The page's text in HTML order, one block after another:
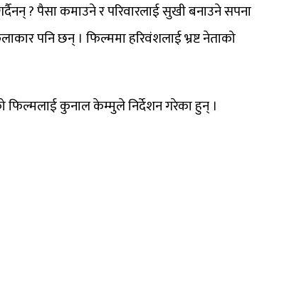
? पैसा कमाउने र परिवारलाई सुखी बनाउने सपना
पनि छन् । फिल्ममा हरिवंशलाई भ्रष्ट नेताको
फिल्मलाई कुनाल केम्मुले निर्देशन गरेका हुन् ।